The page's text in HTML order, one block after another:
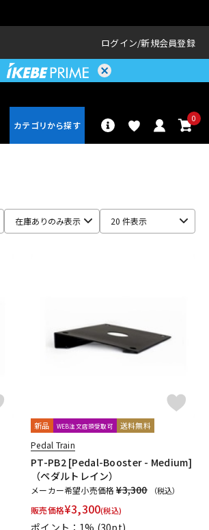
ログイン 新規会員登録
0
リ
在庫ありのみ表示 20 件表示
新品 WEB注文店頭受取可 送料無料
Pedal Train
PT-PB2 [Pedal-Booster - Medium]
（ペダルトレイン）
メーカー希望小売価格¥3,300 （税込）
販売価格¥3,300(税込)